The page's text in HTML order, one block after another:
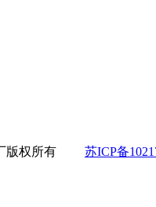
版权所有 苏ICP备